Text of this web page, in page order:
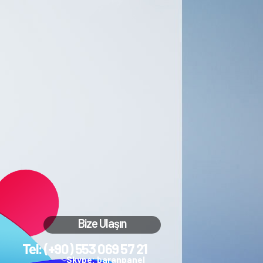
Bize Ulaşın
Tel: (+90) 553 069 57 21
Skype: baranpanel